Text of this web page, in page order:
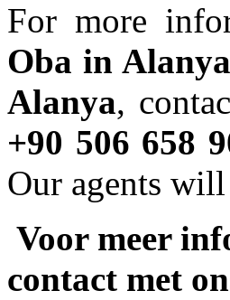
For more
Oba in Alanya
Alanya,
+90 506 658
Our agents
Voor meer
contact met